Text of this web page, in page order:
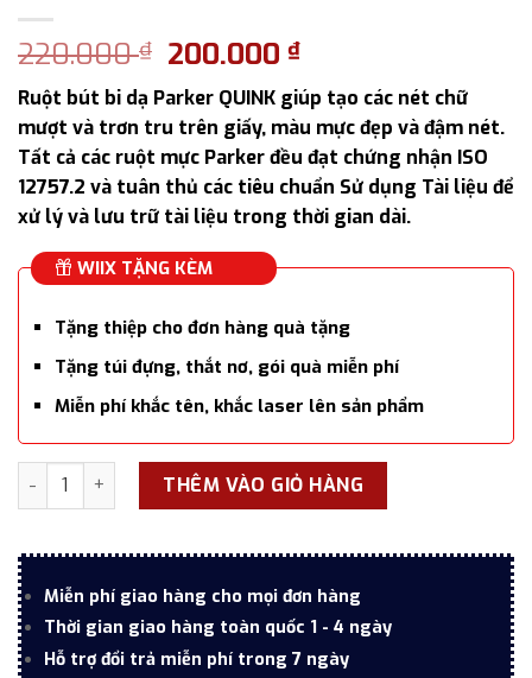
220.000₫ Giá
gốc
là:
220.000 ₫.
200.000₫Giá
hiện
tại
là:
200.000 ₫.
Ruột bút bi dạ Parker QUINK giúp tạo các nét chữ
mượt và trơn tru trên giấy, màu mực đẹp và đậm nét.
Tất cả các ruột mực Parker đều đạt chứng nhận ISO
12757.2 và tuân thủ các tiêu chuẩn Sử dụng Tài liệu để
xử lý và lưu trữ tài liệu trong thời gian dài.
WIIX TẶNG KÈM
Tặng thiệp cho đơn hàng quà tặng
Tặng túi đựng, thắt nơ, gói quà miễn phí
Miễn phí khắc tên, khắc laser lên sản phẩm
Ruột bút bi dạ Parker QUINK Rollerball Pen số lượng
THÊM VÀO GIỎ HÀNG
Miễn phí giao hàng cho mọi đơn hàng
Thời gian giao hàng toàn quốc 1 - 4 ngày
Hỗ trợ đổi trả miễn phí trong 7 ngày